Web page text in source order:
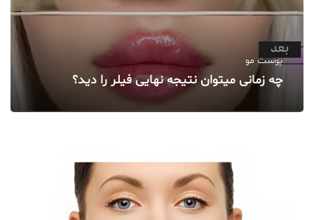
پوست مو
چه زمانی میتوان نتیجه نهایی فیلر را دید؟